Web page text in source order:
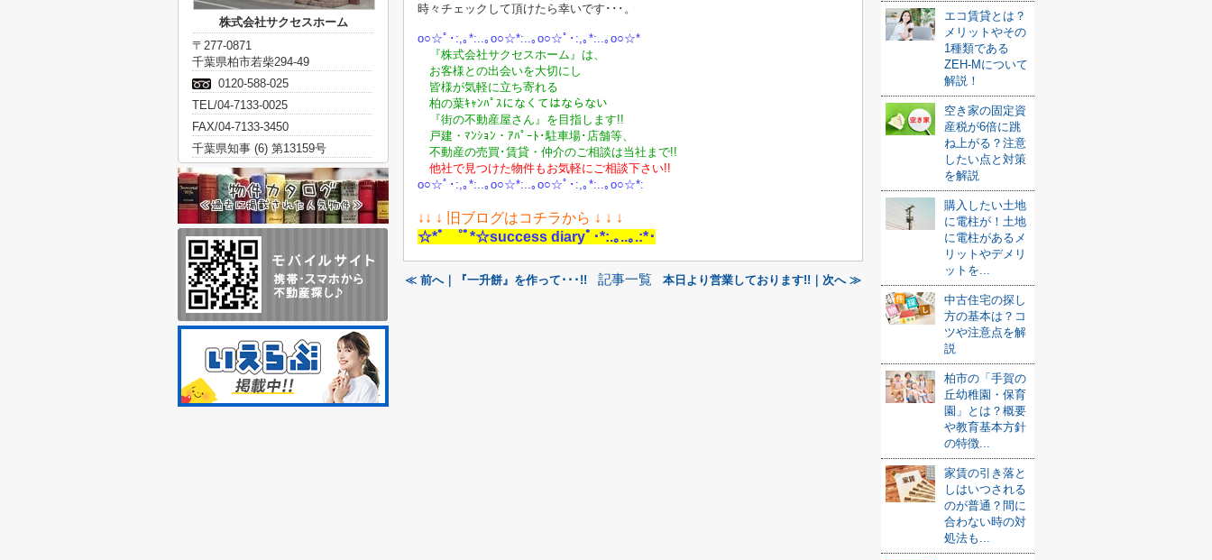
時々チェックして頂けたら幸いです･･･。
o○☆ﾟ･:,｡*:..｡o○☆*:..｡o○☆ﾟ･:,｡*:..｡o○☆*
『株式会社サクセスホーム』は、
お客様との出会いを大切にし
皆様が気軽に立ち寄れる
柏の葉ｷｬﾝﾊﾟｽになくてはならない
『街の不動産屋さん』を目指します!!
戸建・ﾏﾝｼｮﾝ・ｱﾊﾟｰﾄ･駐車場･店舗等、
不動産の売買･賃貸・仲介のご相談は当社まで!!
他社で見つけた物件もお気軽にご相談下さい!!
o○☆ﾟ･:,｡*:..｡o○☆*:..｡o○☆ﾟ･:,｡*:..｡o○☆*:
↓ ↓ ↓ 旧ブログはコチラから ↓ ↓ ↓
☆*ﾟ ゜ﾟ*☆success diaryﾟ･*:.｡..｡.:*･
≪ 前へ｜『一升餅』を作って･･･!! 記事一覧 本日より営業しております!!｜次へ ≫
エコ賃貸とは？
メリットやその
1種類である
ZEH-Mについて
解説！
空き家の固定資
産税が6倍に跳
ね上がる？注意
したい点と対策
を解説
購入したい土地
に電柱が！土地
に電柱があるメ
リットやデメリ
ットを...
中古住宅の探し
方の基本は？コ
ツや注意点を解
説
柏市の「手賀の
丘幼稚園・保育
園」とは？概要
や教育基本方針
の特徴...
家賃の引き落と
しはいつされる
のが普通？間に
合わない時の対
処法も...
株式会社サクセスホーム
〒277-0871
千葉県柏市若柴294-49
0120-588-025
TEL/04-7133-0025
FAX/04-7133-3450
千葉県知事 (6) 第13159号